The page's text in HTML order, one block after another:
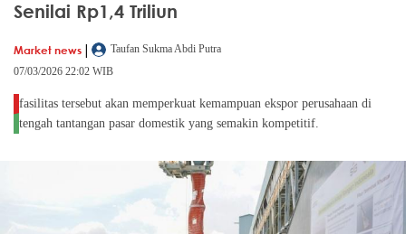
Senilai Rp1,4 Triliun
Market news |
Taufan Sukma Abdi Putra
07/03/2026 22:02 WIB
fasilitas tersebut akan memperkuat kemampuan ekspor perusahaan di
tengah tantangan pasar domestik yang semakin kompetitif.